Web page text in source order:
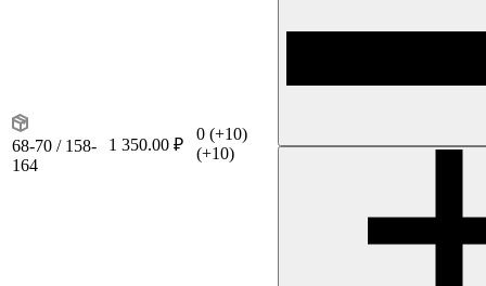
68-70 / 158-
164
1 350.00 ₽
0 (+10)
(+10)